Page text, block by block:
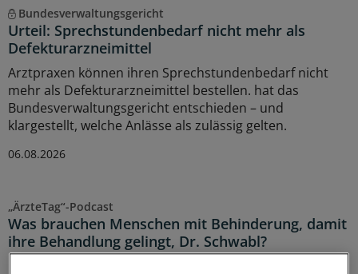
Bundesverwaltungsgericht
Urteil: Sprechstundenbedarf nicht mehr als
Defekturarzneimittel
Arztpraxen können ihren Sprechstundenbedarf nicht
mehr als Defekturarzneimittel bestellen. hat das
Bundesverwaltungsgericht entschieden – und
klargestellt, welche Anlässe als zulässig gelten.
06.08.2026
„ÄrzteTag“-Podcast
Was brauchen Menschen mit Behinderung, damit
ihre Behandlung gelingt, Dr. Schwabl?